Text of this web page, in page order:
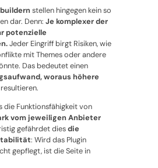
stellen hingegen kein so
dar. Denn: Je komplexer der
potenzielle
Jeder Eingriff birgt Risiken, wie
mit Themes oder andere
Das bedeutet einen
woraus höhere
resultieren.
die Funktionsfähigkeit von
vom jeweiligen Anbieter
gefährdet diesdie
: Wird das Plugin
gepflegt, ist die Seite in